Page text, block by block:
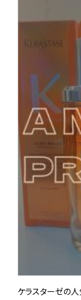
ケラスターゼの